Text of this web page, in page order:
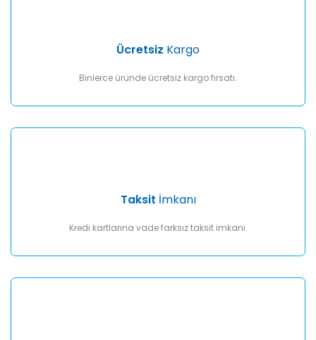
Ücretsiz Kargo
Binlerce üründe ücretsiz kargo fırsatı.
Taksit İmkanı
Kredi kartlarına vade farksız taksit imkanı.